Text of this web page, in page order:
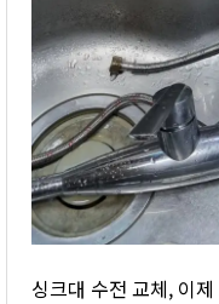
싱크대 수전 교체, 이